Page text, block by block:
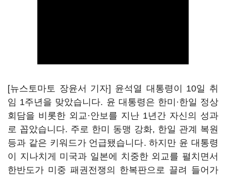
[뉴스토마토 장윤서 기자] 윤석열 대통령이 10일 취
임 1주년을 맞았습니다. 윤 대통령은 한미·한일 정상
회담을 비롯한 외교·안보를 지난 1년간 자신의 성과
로 꼽았습니다. 주로 한미 동맹 강화, 한일 관계 복원
등과 같은 키워드가 언급됐습니다. 하지만 윤 대통령
이 지나치게 미국과 일본에 치중한 외교를 펼치면서
한반도가 미중 패권전쟁의 한복판으로 끌려 들어가